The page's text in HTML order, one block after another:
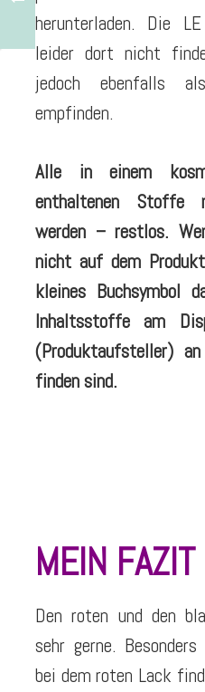
herunterladen. Die
leider dort nicht
jedoch ebenfalls
empfinden.
Alle in einem
enthaltenen Stoffe
werden – restlos.
nicht auf dem
kleines Buchsymbol
Inhaltsstoffe am
(Produktaufsteller)
finden sind.
MEIN FAZIT
Den roten und den
sehr gerne. Besonders
bei dem roten Lack